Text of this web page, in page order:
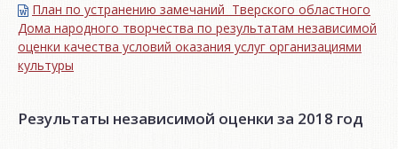
План по устранению замечаний Тверского областного
Дома народного творчества по результатам независимой
оценки качества условий оказания услуг организациями
культуры
Результаты независимой оценки за 2018 год